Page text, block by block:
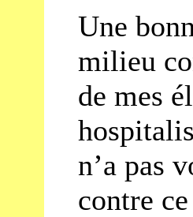
Une
milieu
de mes
n’a pas
contre